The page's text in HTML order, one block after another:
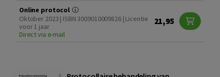
Online protocol
Oktober 2023 | ISBN 3009010009826 | Licentie
voor 1 jaar
Direct via e-mail
21,95